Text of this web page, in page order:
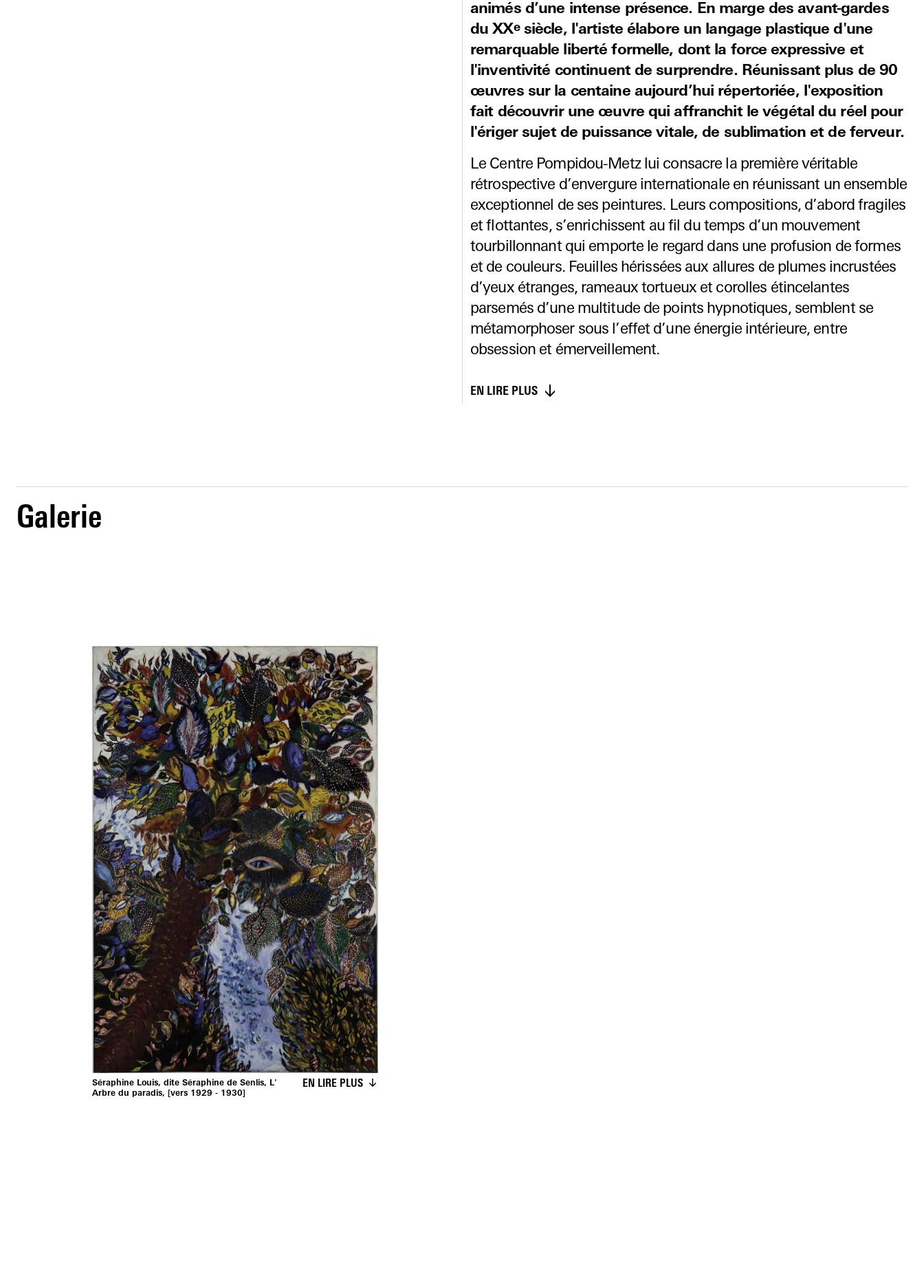
animés d’une intense présence. En marge des avant-gardes
du XXesiècle, l'artiste élabore un langage plastique d'une
remarquable liberté formelle, dont la force expressive et
l'inventivité continuent de surprendre. Réunissant plus de 90
œuvres sur la centaine aujourd’hui répertoriée, l'exposition
fait découvrir une œuvre qui affranchit le végétal du réel pour
l'ériger sujet de puissance vitale, de sublimation et de ferveur.
Le Centre Pompidou-Metz lui consacre la première véritable
rétrospective d’envergure internationale en réunissant un ensemble
exceptionnel de ses peintures. Leurs compositions, d’abord fragiles
et flottantes, s’enrichissent au fil du temps d’un mouvement
tourbillonnant qui emporte le regard dans une profusion de formes
et de couleurs. Feuilles hérissées aux allures de plumes incrustées
d’yeux étranges, rameaux tortueux et corolles étincelantes
parsemés d’une multitude de points hypnotiques, semblent se
métamorphoser sous l’effet d’une énergie intérieure, entre
obsession et émerveillement.
EN LIRE PLUS
Galerie
Séraphine Louis, dite Séraphine de Senlis, L'
Arbre du paradis, [vers 1929 - 1930]
EN LIRE PLUS